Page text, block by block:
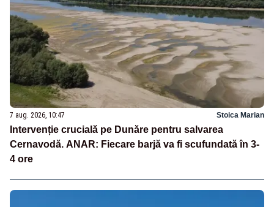
7 aug. 2026, 10:47 Stoica Marian
Intervenție crucială pe Dunăre pentru salvarea
Cernavodă. ANAR: Fiecare barjă va fi scufundată în 3-
4 ore